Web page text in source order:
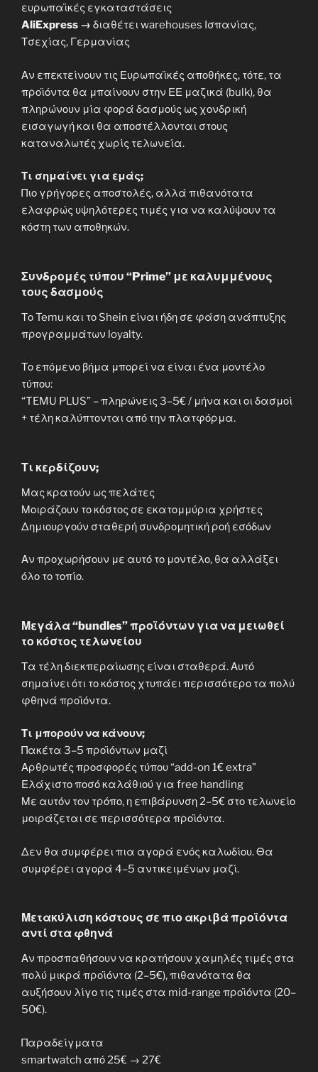
ευρωπαϊκές εγκαταστάσεις
AliExpress → διαθέτει warehouses Ισπανίας,
Τσεχίας, Γερμανίας
Αν επεκτείνουν τις Ευρωπαϊκές αποθήκες, τότε, τα
προϊόντα θα μπαίνουν στην ΕΕ μαζικά (bulk), θα
πληρώνουν μία φορά δασμούς ως χονδρική
εισαγωγή και θα αποστέλλονται στους
καταναλωτές χωρίς τελωνεία.
Τι σημαίνει για εμάς;
Πιο γρήγορες αποστολές, αλλά πιθανότατα
ελαφρώς υψηλότερες τιμές για να καλύψουν τα
κόστη των αποθηκών.
Συνδρομές τύπου “Prime” με καλυμμένους
τους δασμούς
Το Temu και το Shein είναι ήδη σε φάση ανάπτυξης
προγραμμάτων loyalty.
Το επόμενο βήμα μπορεί να είναι ένα μοντέλο
τύπου:
“TEMU PLUS” – πληρώνεις 3–5€ / μήνα και οι δασμοί
+ τέλη καλύπτονται από την πλατφόρμα.
Τι κερδίζουν;
Μας κρατούν ως πελάτες
Μοιράζουν το κόστος σε εκατομμύρια χρήστες
Δημιουργούν σταθερή συνδρομητική ροή εσόδων
Αν προχωρήσουν με αυτό το μοντέλο, θα αλλάξει
όλο το τοπίο.
Μεγάλα “bundles” προϊόντων για να μειωθεί
το κόστος τελωνείου
Τα τέλη διεκπεραίωσης είναι σταθερά. Αυτό
σημαίνει ότι το κόστος χτυπάει περισσότερο τα πολύ
φθηνά προϊόντα.
Τι μπορούν να κάνουν;
Πακέτα 3–5 προϊόντων μαζί
Αρθρωτές προσφορές τύπου “add-on 1€ extra”
Ελάχιστο ποσό καλάθιού για free handling
Με αυτόν τον τρόπο, η επιβάρυνση 2–5€ στο τελωνείο
μοιράζεται σε περισσότερα προϊόντα.
Δεν θα συμφέρει πια αγορά ενός καλωδίου. Θα
συμφέρει αγορά 4–5 αντικειμένων μαζί.
Μετακύλιση κόστους σε πιο ακριβά προϊόντα
αντί στα φθηνά
Αν προσπαθήσουν να κρατήσουν χαμηλές τιμές στα
πολύ μικρά προϊόντα (2–5€), πιθανότατα θα
αυξήσουν λίγο τις τιμές στα mid-range προϊόντα (20–
50€).
Παραδείγματα
smartwatch από 25€ → 27€